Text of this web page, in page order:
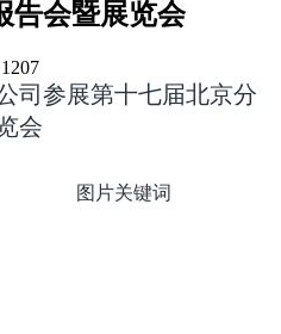
告会暨展览会
1207
司参展第十七届北京分
会